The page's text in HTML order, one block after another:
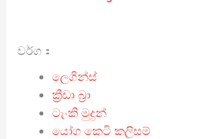
වර්ග：
ලෙගින්ස්
ක්‍රීඩා බ්‍රා
ටැංකි මුදුන්
යෝග කෙටි කලිසම්